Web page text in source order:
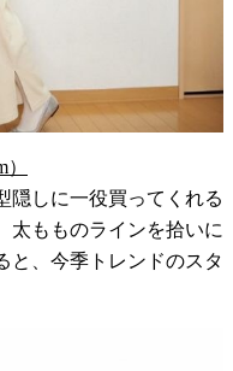
隠しに一役買ってくれる
太もものラインを拾いに
と、今季トレンドのスタ